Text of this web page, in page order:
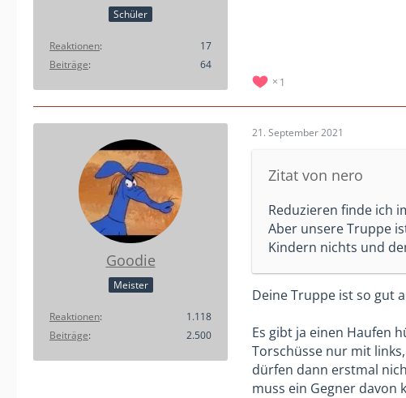
Schüler
Reaktionen
17
Beiträge
64
1
Goodie
Meister
Reaktionen
1.118
Beiträge
2.500
21. September 2021
Zitat von nero
Reduzieren finde ich
Aber unsere Truppe
Kindern nichts und
Deine Truppe ist so gut
Es gibt ja einen Haufen
Torschüsse nur mit
dürfen dann erstmal
muss ein Gegner davon